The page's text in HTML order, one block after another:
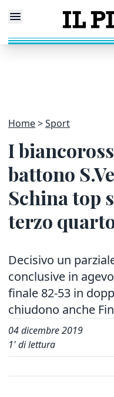
Home Sport
I
battono
Schina top
terzo
Decisivo un
conclusive in
finale 82-53 in
chiudono anche
04 dicembre 2019
1' di lettura